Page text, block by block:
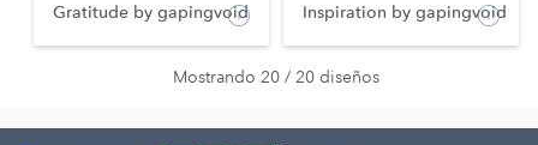
Gratitude by gapingvoid Inspiration by gapingvoid
Mostrando 20 / 20 diseños